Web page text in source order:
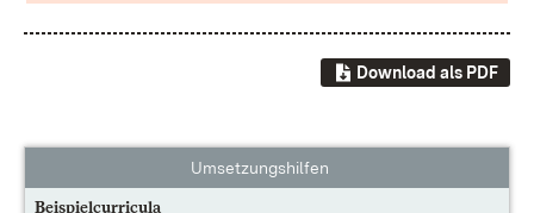
Download als PDF
Umsetzungshilfen
Beispielcurricula